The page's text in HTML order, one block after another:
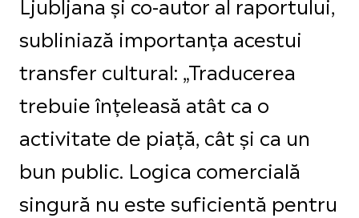
subliniază importanța acestui
transfer cultural: „Traducerea
trebuie înțeleasă atât ca o
activitate de piață, cât și ca un
bun public. Logica comercială
singură nu este suficientă pentru